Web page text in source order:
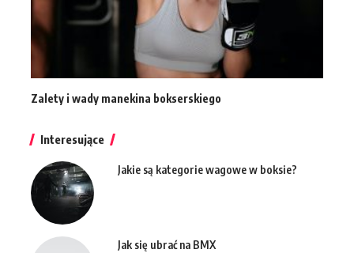
Zalety i wady manekina bokserskiego
Interesujące
Jakie są kategorie wagowe w boksie?
Jak się ubrać na BMX